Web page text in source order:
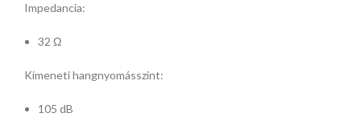
Impedancia:
32 Ω
Kimeneti hangnyomásszint:
105 dB